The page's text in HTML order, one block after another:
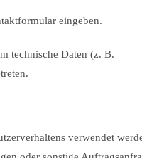
eingeben.
technische Daten (z. B.
verwendet